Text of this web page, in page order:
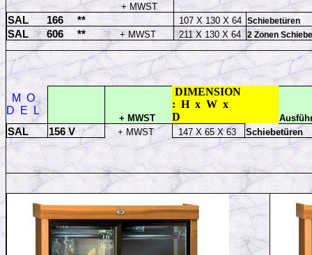
+ MWST
SAL 166 ** 107 X 130 X 64 Schiebetüren
SAL 606 ** + MWST 211 X 130 X 64 2 Zonen
M O
D E L
+ MWST
DIMENSION
: H x W x
D
SAL 156 V + MWST 147 X 65 X 63 Schiebetüren